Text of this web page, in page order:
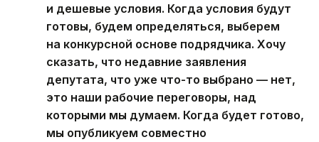
и дешевые условия. Когда условия будут
готовы, будем определяться, выберем
на конкурсной основе подрядчика. Хочу
сказать, что недавние заявления
депутата, что уже что-то выбрано — нет,
это наши рабочие переговоры, над
которыми мы думаем. Когда будет готово,
мы опубликуем совместно